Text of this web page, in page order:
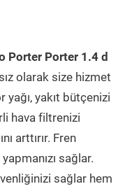
Porter Porter 1.4 d
olarak size hizmet
yakıt bütçenizi
hava filtrenizi
arttırır. Fren
sağlar.
sağlar hem